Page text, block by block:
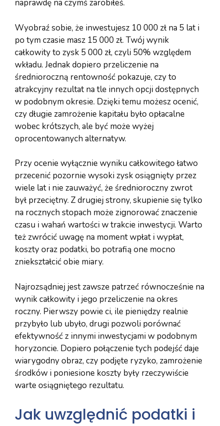
naprawdę na czymś zarobiłeś.
Wyobraź sobie, że inwestujesz 10 000 zł na 5 lat i
po tym czasie masz 15 000 zł. Twój wynik
całkowity to zysk 5 000 zł, czyli 50% względem
wkładu. Jednak dopiero przeliczenie na
średnioroczną rentowność pokazuje, czy to
atrakcyjny rezultat na tle innych opcji dostępnych
w podobnym okresie. Dzięki temu możesz ocenić,
czy długie zamrożenie kapitału było opłacalne
wobec krótszych, ale być może wyżej
oprocentowanych alternatyw.
Przy ocenie wyłącznie wyniku całkowitego łatwo
przecenić pozornie wysoki zysk osiągnięty przez
wiele lat i nie zauważyć, że średnioroczny zwrot
był przeciętny. Z drugiej strony, skupienie się tylko
na rocznych stopach może zignorować znaczenie
czasu i wahań wartości w trakcie inwestycji. Warto
też zwrócić uwagę na moment wpłat i wypłat,
koszty oraz podatki, bo potrafią one mocno
zniekształcić obie miary.
Najrozsądniej jest zawsze patrzeć równocześnie na
wynik całkowity i jego przeliczenie na okres
roczny. Pierwszy powie ci, ile pieniędzy realnie
przybyło lub ubyło, drugi pozwoli porównać
efektywność z innymi inwestycjami w podobnym
horyzoncie. Dopiero połączenie tych podejść daje
wiarygodny obraz, czy podjęte ryzyko, zamrożenie
środków i poniesione koszty były rzeczywiście
warte osiągniętego rezultatu.
Jak uwzględnić podatki i